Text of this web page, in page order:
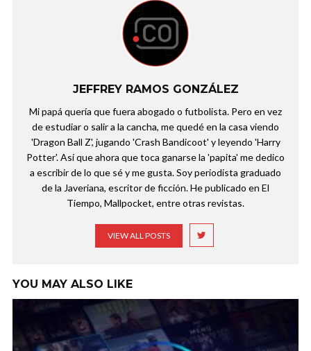
JEFFREY RAMOS GONZÁLEZ
Mi papá quería que fuera abogado o futbolista. Pero en vez
de estudiar o salir a la cancha, me quedé en la casa viendo
'Dragon Ball Z', jugando 'Crash Bandicoot' y leyendo 'Harry
Potter'. Así que ahora que toca ganarse la 'papita' me dedico
a escribir de lo que sé y me gusta. Soy periodista graduado
de la Javeriana, escritor de ficción. He publicado en El
Tiempo, Mallpocket, entre otras revistas.
VIEW ALL POSTS
YOU MAY ALSO LIKE